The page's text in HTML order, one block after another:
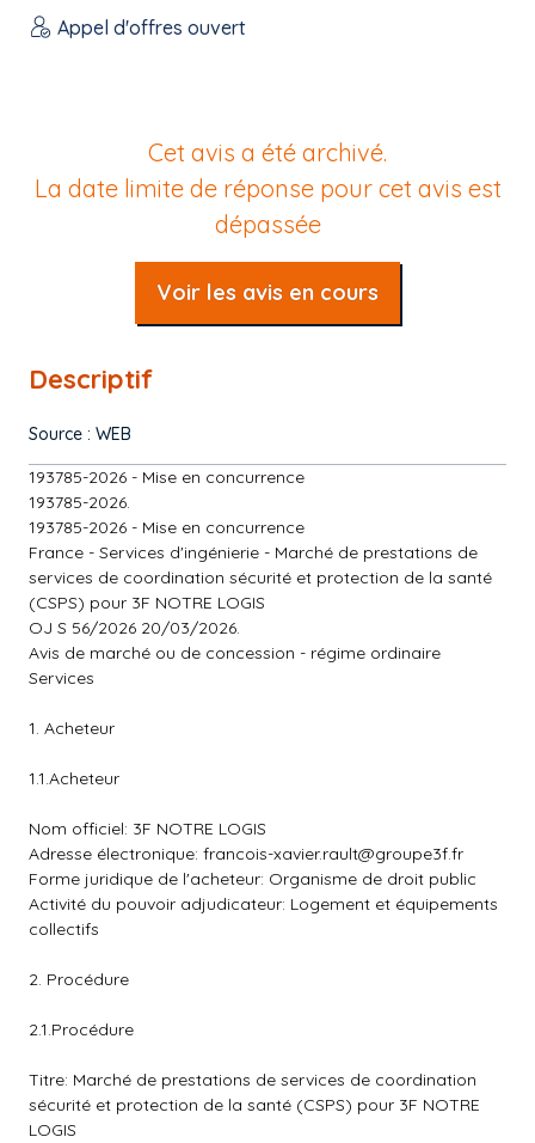
Appel d'offres ouvert
Cet avis a été archivé.
La date limite de réponse pour cet avis est
dépassée
Voir les avis en cours
Descriptif
Source : WEB
193785-2026 - Mise en concurrence
193785-2026.
193785-2026 - Mise en concurrence
France - Services d'ingénierie - Marché de prestations de
services de coordination sécurité et protection de la santé
(CSPS) pour 3F NOTRE LOGIS
OJ S 56/2026 20/03/2026.
Avis de marché ou de concession - régime ordinaire
Services
1. Acheteur
1.1.Acheteur
Nom officiel: 3F NOTRE LOGIS
Adresse électronique: francois-xavier.rault@groupe3f.fr
Forme juridique de l'acheteur: Organisme de droit public
Activité du pouvoir adjudicateur: Logement et équipements
collectifs
2. Procédure
2.1.Procédure
Titre: Marché de prestations de services de coordination
sécurité et protection de la santé (CSPS) pour 3F NOTRE
LOGIS